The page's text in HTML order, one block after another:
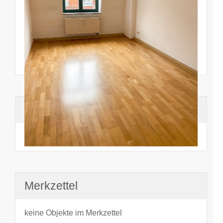
Suchhistorie
noch nichts angesehen
Merkzettel
keine Objekte im Merkzettel